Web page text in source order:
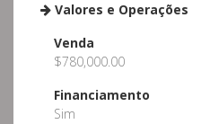
Valores e Operações
Venda
$780,000.00
Financiamento
Sim